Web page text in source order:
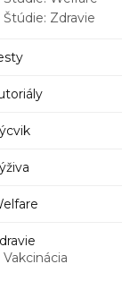
Štúdie: Zdravie
Vakcinácia